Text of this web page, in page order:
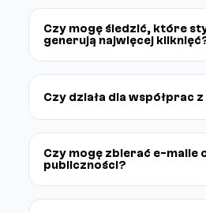
Czy mogę śledzić, które
generują najwięcej
Czy działa dla współprac
Czy mogę zbierać e-maile
publiczności?